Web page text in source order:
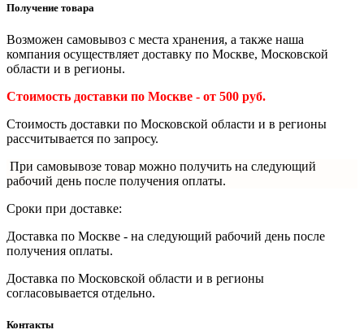
Получение товара
Возможен самовывоз с места хранения, а также наша
компания осуществляет доставку по Москве, Московской
области и в регионы.
Стоимость доставки по Москве - от 500 руб.
Стоимость доставки по Московской области и в регионы
рассчитывается по запросу.
При самовывозе товар можно получить на следующий
рабочий день после получения оплаты.
Сроки при доставке:
Доставка по Москве - на следующий рабочий день после
получения оплаты.
Доставка по Московской области и в регионы
согласовывается отдельно.
Контакты